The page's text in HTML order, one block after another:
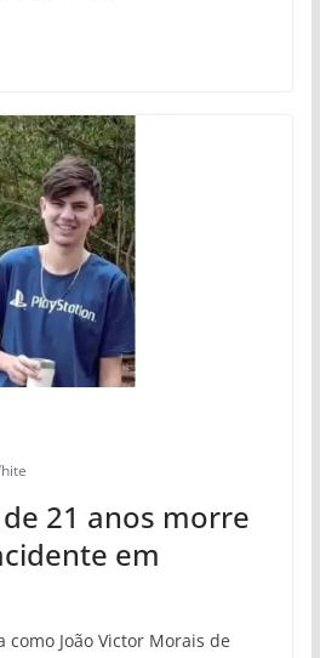
21 anos morre
em
João Victor Morais de